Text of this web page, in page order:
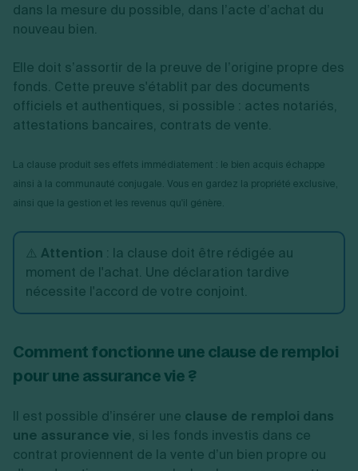
dans la mesure du possible, dans l’acte d’achat du
nouveau bien.
Elle doit s’assortir de la preuve de l’origine propre des
fonds. Cette preuve s'établit par des documents
officiels et authentiques, si possible : actes notariés,
attestations bancaires, contrats de vente.
La clause produit ses effets immédiatement : le bien acquis échappe
ainsi à la communauté conjugale. Vous en gardez la propriété exclusive,
ainsi que la gestion et les revenus qu'il génère.
⚠️ Attention : la clause doit être rédigée au
moment de l'achat. Une déclaration tardive
nécessite l'accord de votre conjoint.
Comment fonctionne une clause de remploi
pour une assurance vie ?
Il est possible d’insérer une clause de remploi dans
une assurance vie, si les fonds investis dans ce
contrat proviennent de la vente d’un bien propre ou